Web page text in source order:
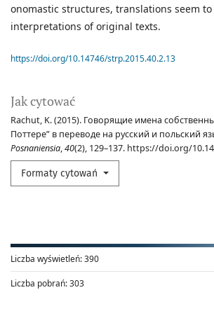
Jak cytować
Rachut, K. (2015). Говорящие имена
Поттере” в переводе на русский и польский
Posnaniensia,40(2), 129–137. https://doi.org/
Formaty cytowań
Liczba wyświetleń:390
Liczba pobrań:303
onomastic structures, translations seem
interpretations of original texts.
https://doi.org/10.14746/strp.2015.40.2.13